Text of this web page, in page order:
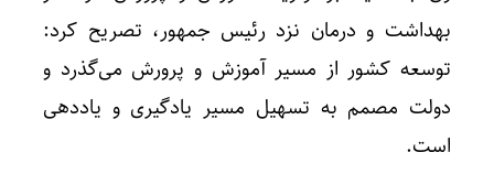
بهداشت و درمان نزد رئیس جمهور، تصریح کرد:
توسعه کشور از مسیر آموزش و پرورش می‌گذرد و
دولت مصمم به تسهیل مسیر یادگیری و یاددهی
است.